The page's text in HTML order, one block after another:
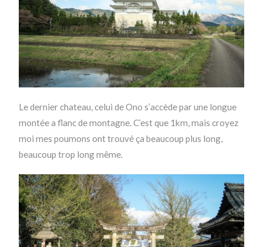
Le dernier chateau, celui de Ono s’accède par une longue
montée a flanc de montagne. C’est que 1km, mais croyez
moi mes poumons ont trouvé ça beaucoup plus long,
beaucoup trop long même.